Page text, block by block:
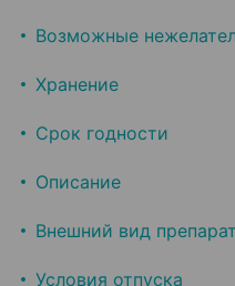
Возможные
Хранение
Срок годности
Описание
Внешний вид
Условия отпуска